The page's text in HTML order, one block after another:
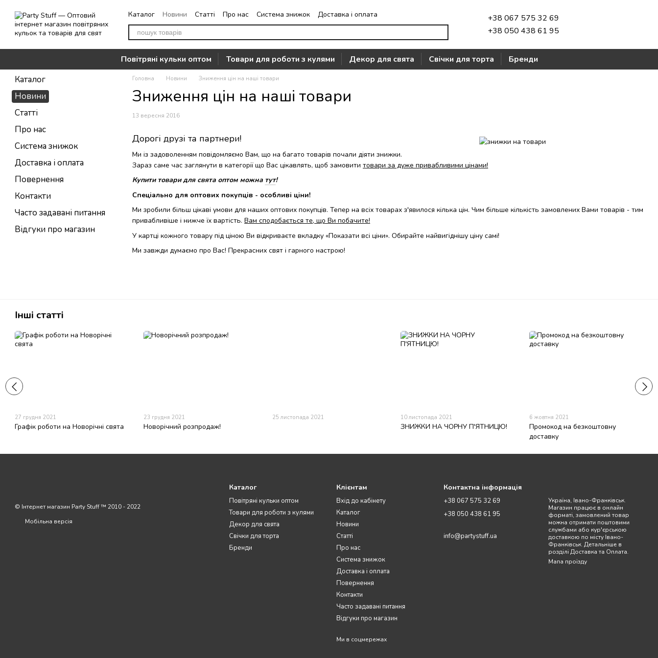
Каталог Новини Статті Про нас Система знижок
Доставка і оплата
Повернення
Контакти Часто задавані питання Відгуки про магазин
+38 067 575 32 69
+38 050 438 61 95
Повітряні кульки оптом Товари для роботи з кулями Декор для свята Свічки для торта Бренди
Головна Новини Зниження цін на наші товари
Зниження цін на наші товари
13 вересня 2016
Дорогі друзі та партнери!
Ми із задоволенням повідомляємо Вам, що на багато товарів почали діяти знижки.
Зараз саме час заглянути в категорії що Вас цікавлять, щоб замовити товари за дуже привабливими цінами!
Купити товари для свята оптом можна тут!
Спеціально для оптових покупців - особливі ціни!
Ми зробили більш цікаві умови для наших оптових покупців. Тепер на всіх товарах з'явилося кілька цін. Чим більше кількість замовлених Вами товарів - тим
привабливіше і нижче їх вартість. Вам сподобається те, що Ви побачите!
У картці кожного товару під ціною Ви відкриваєте вкладку «Показати всі ціни». Обирайте найвигіднішу ціну самі!
Ми завжди думаємо про Вас! Прекрасних свят і гарного настрою!
Каталог
Новини
Статті
Про нас
Система знижок
Доставка і оплата
Повернення
Контакти
Часто задавані питання
Відгуки про магазин
Інші статті
27 грудня 2021
Графік роботи на Новорічні свята
23 грудня 2021
Новорічний розпродаж!
25 листопада 2021 10 листопада 2021
ЗНИЖКИ НА ЧОРНУ П'ЯТНИЦЮ!
6 жовтня 2021
Промокод на безкоштовну
доставку
© Інтернет магазин Party Stuff ™ 2010 - 2022
Мобільна версія
Каталог
Повітряні кульки оптом
Товари для роботи з кулями
Декор для свята
Свічки для торта
Бренди
Клієнтам
Вхід до кабінету
Каталог
Новини
Статті
Про нас
Система знижок
Доставка і оплата
Повернення
Контакти
Часто задавані питання
Відгуки про магазин
Ми в соцмережах
Контактна інформація
+38 067 575 32 69
+38 050 438 61 95
info@partystuff.ua
Україна, Івано-Франківськ.
Магазин працює в онлайн
форматі, замовлений товар
можна отримати поштовими
службами або кур'єрською
доставкою по місту Івано-
Франківськ. Детальніше в
розділі Доставка та Оплата.
Мапа проїзду